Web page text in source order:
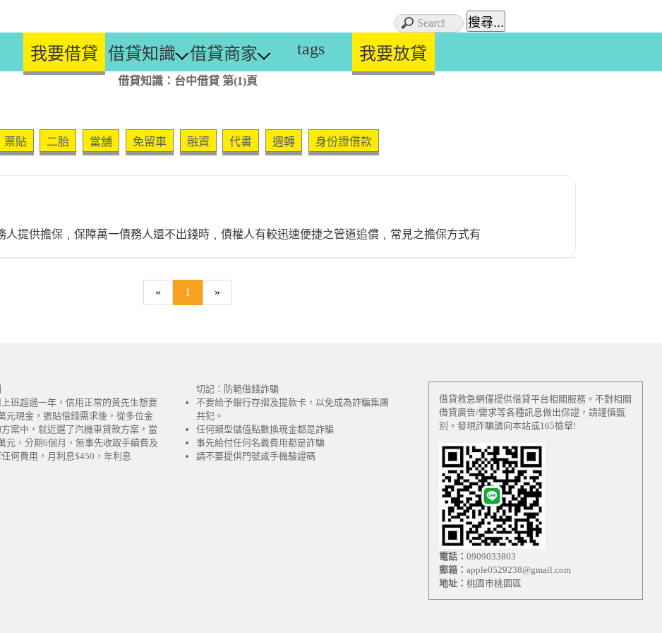
我要借貸 借貸知識 借貸商家 tags 我要放貸
借貸知識：台中借貸 第(1)頁
票貼 二胎 當舖 免留車 融資 代書 週轉 身份證借款
人提供擔保﹐保障萬一債務人還不出錢時﹐債權人有較迅速便捷之管道追償﹐常見之擔保方式有
« 1 »
班超過一年，信用正常的黃先生想要
元現金，張貼借錢需求後，從多位金
案中，就近選了汽機車貸款方案，當
元，分期6個月，無事先收取手續費及
何費用，月利息$450，年利息
切記：防範借錢詐騙
不要給予銀行存摺及提款卡，以免成為詐騙集團
共犯。
任何類型儲值點數換現金都是詐騙
事先給付任何名義費用都是詐騙
請不要提供門號或手機驗證碼
借貸救急網僅提供借貸平台相關服務。不對相關
借貸廣告/需求等各種訊息做出保證，請謹慎甄
別。發現詐騙請向本站或165檢舉!
電話： 0909033803
郵箱： apple0529238@gmail.com
地址： 桃園市桃園區